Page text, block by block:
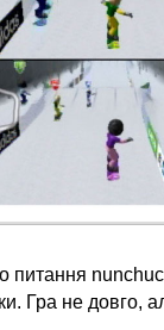
питання
Гра не довго,